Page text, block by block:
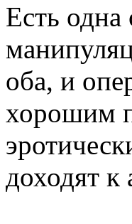
Есть
оба, и
хорошим
доходят к